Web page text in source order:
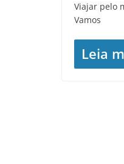
Viajar pelo
Vamos
Leia